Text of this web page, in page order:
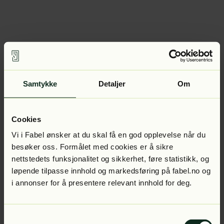
Samtykke Detaljer Om
Cookies
Vi i Fabel ønsker at du skal få en god opplevelse når du
besøker oss. Formålet med cookies er å sikre
nettstedets funksjonalitet og sikkerhet, føre statistikk, og
løpende tilpasse innhold og markedsføring på fabel.no og
i annonser for å presentere relevant innhold for deg.